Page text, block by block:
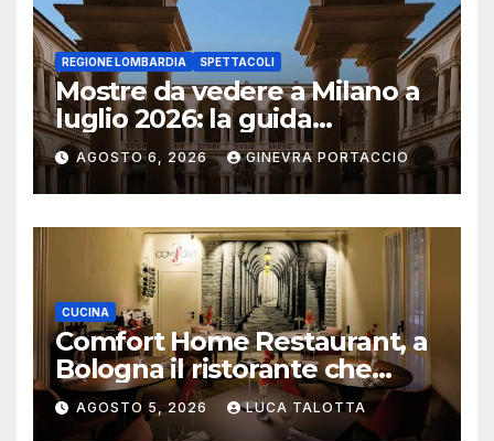
REGIONE LOMBARDIA SPETTACOLI
Mostre da vedere a Milano a
luglio 2026: la guida
aggiornata
AGOSTO 6, 2026 GINEVRA PORTACCIO
CUCINA
Comfort Home Restaurant, a
Bologna il ristorante che
trasforma l’ospitalità in
un’esperienza di casa
AGOSTO 5, 2026 LUCA TALOTTA